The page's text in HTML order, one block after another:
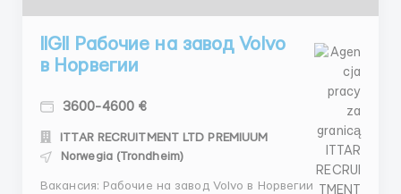
IIGII Рабочие на завод Volvo
в Норвегии
3600-4600 €
ITTAR RECRUITMENT LTD PREMIUUM
Norwegia (Trondheim)
Вакансия: Рабочие на завод Volvo в Норвегии